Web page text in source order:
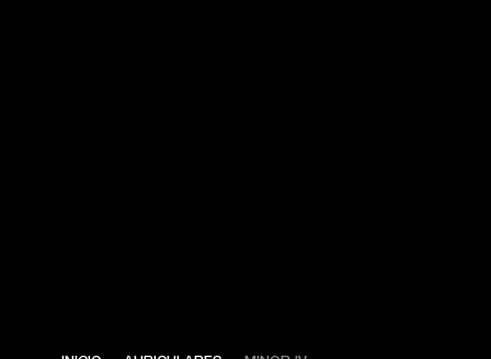
$ 159.99 -